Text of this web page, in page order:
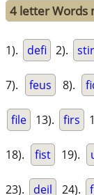
4 letter Words
1). defi 2). stir
7). feus 8).
file 13). firs
18). fist 19).
23). deil 24).